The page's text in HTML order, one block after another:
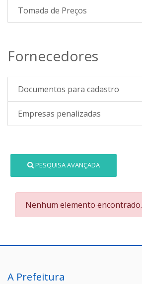
Tomada de Preços
Fornecedores
Documentos para cadastro
Empresas penalizadas
PESQUISA AVANÇADA
Nenhum elemento encontrado.
A Prefeitura